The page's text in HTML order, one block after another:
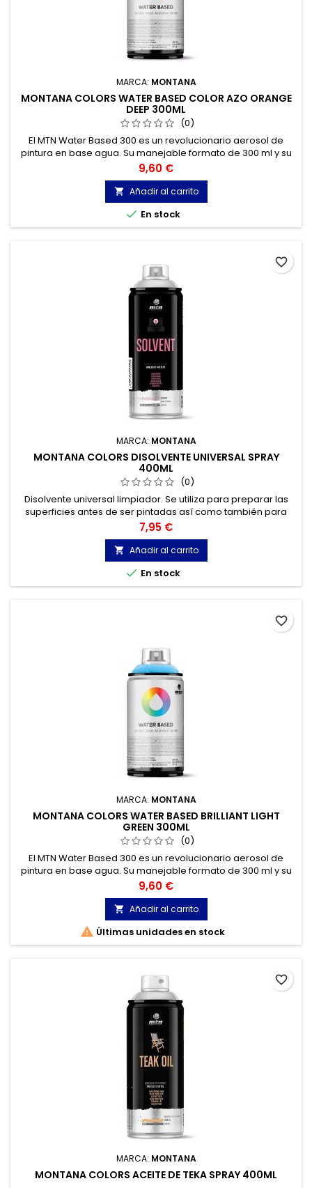
MARCA: MONTANA
MONTANA COLORS WATER BASED COLOR AZO ORANGE
DEEP 300ML
(0)
El MTN Water Based 300 es un revolucionario aerosol de
pintura en base agua. Su manejable formato de 300 ml y su
bajo olor, hacen de él la herramienta perfecta para el
trabajo de estudio o en interiores.
Precio
9,60 €
 Añadir al carrito
 En stock
MARCA: MONTANA
MONTANA COLORS DISOLVENTE UNIVERSAL SPRAY
400ML
(0)
Disolvente universal limpiador. Se utiliza para preparar las
superficies antes de ser pintadas así como también para
limpiar los utensilios.
Precio
7,95 €
 Añadir al carrito
 En stock
favorite_border
MARCA: MONTANA
MONTANA COLORS WATER BASED BRILLIANT LIGHT
GREEN 300ML
(0)
El MTN Water Based 300 es un revolucionario aerosol de
pintura en base agua. Su manejable formato de 300 ml y su
bajo olor, hacen de él la herramienta perfecta para el
trabajo de estudio o en interiores
Precio
9,60 €
 Añadir al carrito
 Últimas unidades en stock
favorite_border
MARCA: MONTANA
MONTANA COLORS ACEITE DE TEKA SPRAY 400ML
favorite_border